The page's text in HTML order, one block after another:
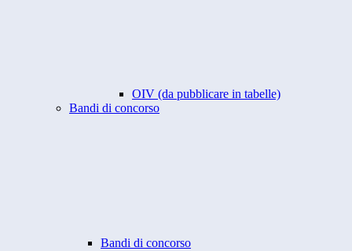
OIV (da pubblicare in tabelle)
Bandi di concorso
Bandi di concorso